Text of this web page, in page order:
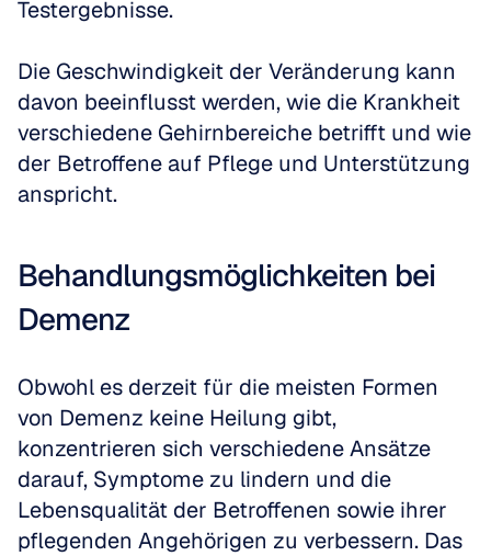
Testergebnisse.
Die Geschwindigkeit der Veränderung kann
davon beeinflusst werden, wie die Krankheit
verschiedene Gehirnbereiche betrifft und wie
der Betroffene auf Pflege und Unterstützung
anspricht.
Behandlungsmöglichkeiten bei
Demenz
Obwohl es derzeit für die meisten Formen
von Demenz keine Heilung gibt,
konzentrieren sich verschiedene Ansätze
darauf, Symptome zu lindern und die
Lebensqualität der Betroffenen sowie ihrer
pflegenden Angehörigen zu verbessern. Das